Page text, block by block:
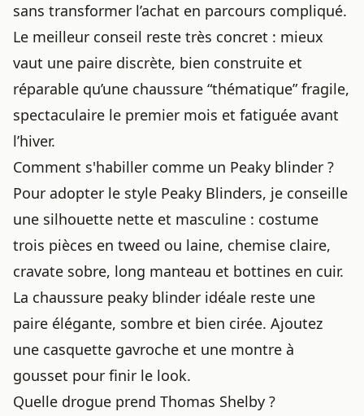
sans transformer l’achat en parcours compliqué.
Le meilleur conseil reste très concret : mieux
vaut une paire discrète, bien construite et
réparable qu’une chaussure “thématique” fragile,
spectaculaire le premier mois et fatiguée avant
l’hiver.
Comment s'habiller comme un Peaky blinder ?
Pour adopter le style Peaky Blinders, je conseille
une silhouette nette et masculine : costume
trois pièces en tweed ou laine, chemise claire,
cravate sobre, long manteau et bottines en cuir.
La chaussure peaky blinder idéale reste une
paire élégante, sombre et bien cirée. Ajoutez
une casquette gavroche et une montre à
gousset pour finir le look.
Quelle drogue prend Thomas Shelby ?